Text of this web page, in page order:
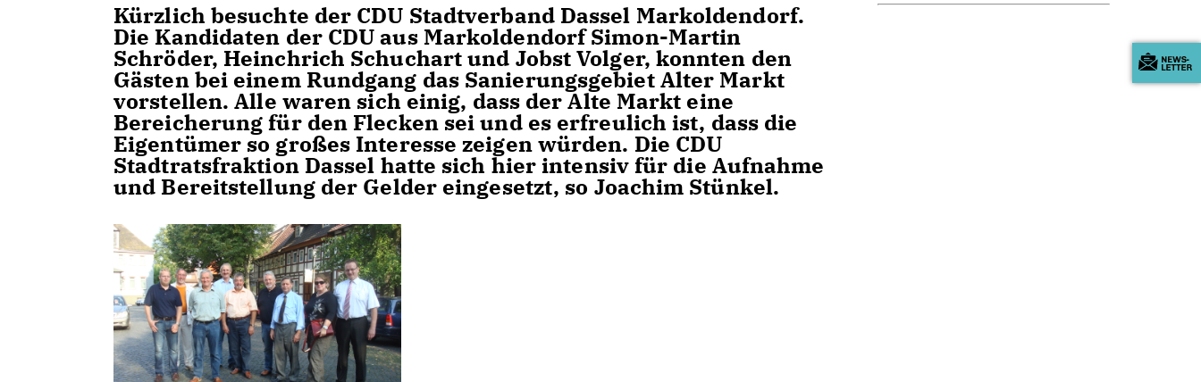
Kürzlich besuchte der CDU Stadtverband Dassel Markoldendorf.
Die Kandidaten der CDU aus Markoldendorf Simon-Martin
Schröder, Heinchrich Schuchart und Jobst Volger, konnten den
Gästen bei einem Rundgang das Sanierungsgebiet Alter Markt
vorstellen. Alle waren sich einig, dass der Alte Markt eine
Bereicherung für den Flecken sei und es erfreulich ist, dass die
Eigentümer so großes Interesse zeigen würden. Die CDU
Stadtratsfraktion Dassel hatte sich hier intensiv für die Aufnahme
und Bereitstellung der Gelder eingesetzt, so Joachim Stünkel.